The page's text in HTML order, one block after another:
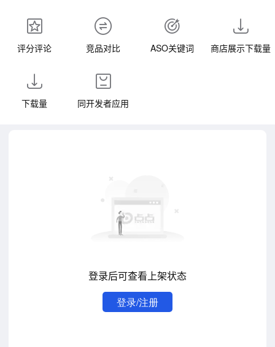
评分评论 竞品对比 ASO关键词 商店展示下载量
下载量 同开发者应用
登录后可查看上架状态
登录/注册